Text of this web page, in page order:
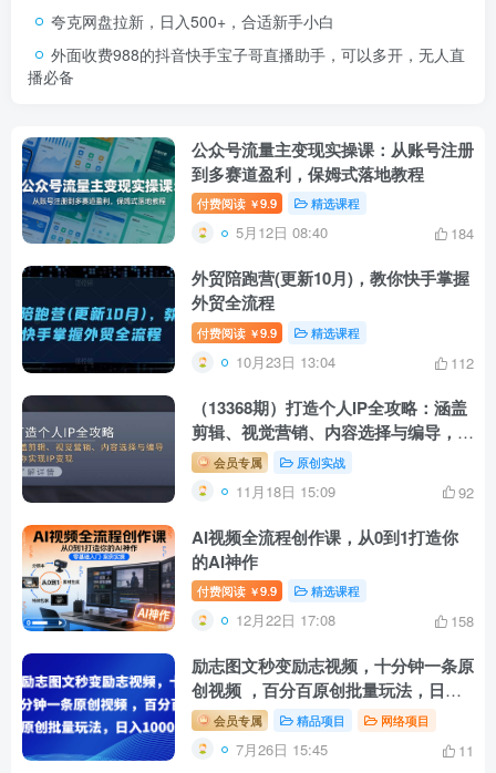
夸克网盘拉新，日入500+，合适新手小白
外面收费988的抖音快手宝子哥直播助手，可以多开，无人直
播必备
公众号流量主变现实操课：从账号注册
到多赛道盈利，保姆式落地教程
付费阅读 ￥9.9 精选课程
5月12日 08:40 184
外贸陪跑营(更新10月)，教你快手掌握
外贸全流程
付费阅读 ￥9.9 精选课程
10月23日 13:04 112
（13368期）打造个人IP全攻略：涵盖
剪辑、视觉营销、内容选择与编导，助
你实现IP变现
会员专属 原创实战
11月18日 15:09 92
AI视频全流程创作课，从0到1打造你
的AI神作
付费阅读 ￥9.9 精选课程
12月22日 17:08 158
励志图文秒变励志视频，十分钟一条原
创视频 ，百分百原创批量玩法，日入
1000+会员专属 精品项目 网络项目
7月26日 15:45 11